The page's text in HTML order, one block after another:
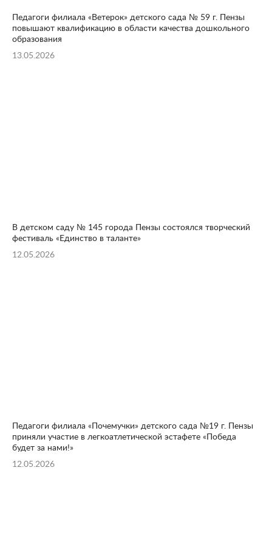
Педагоги филиала «Ветерок» детского сада № 59 г. Пензы
повышают квалификацию в области качества дошкольного
образования
13.05.2026
В детском саду № 145 города Пензы состоялся творческий
фестиваль «Единство в таланте»
12.05.2026
Педагоги филиала «Почемучки» детского сада №19 г. Пензы
приняли участие в легкоатлетической эстафете «Победа
будет за нами!»
12.05.2026